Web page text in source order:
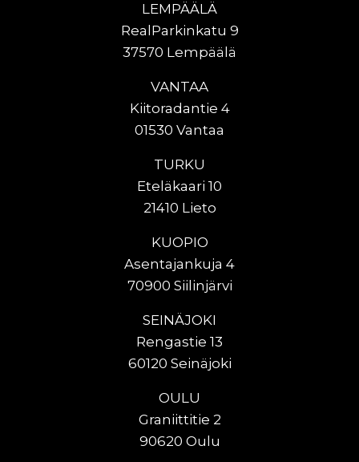
LEMPÄÄLÄ
RealParkinkatu 9
37570 Lempäälä
VANTAA
Kiitoradantie 4
01530 Vantaa
TURKU
Eteläkaari 10
21410 Lieto
KUOPIO
Asentajankuja 4
70900 Siilinjärvi
SEINÄJOKI
Rengastie 13
60120 Seinäjoki
OULU
Graniittitie 2
90620 Oulu